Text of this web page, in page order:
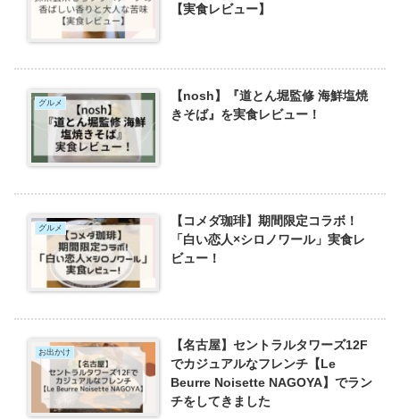
【実食レビュー】
グルメ
【nosh】『道とん堀監修 海鮮塩焼
きそば』を実食レビュー！
グルメ
【コメダ珈琲】期間限定コラボ！
「白い恋人×シロノワール」実食レ
ビュー！
お出かけ
【名古屋】セントラルタワーズ12F
でカジュアルなフレンチ【Le
Beurre Noisette NAGOYA】でラン
チをしてきました